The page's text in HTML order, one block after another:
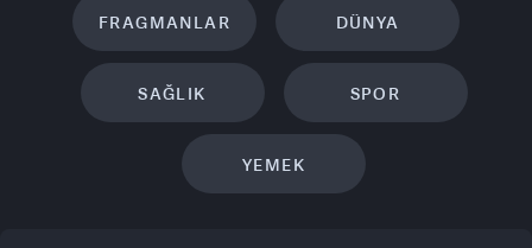
FRAGMANLAR DÜNYA
SAĞLIK SPOR
YEMEK